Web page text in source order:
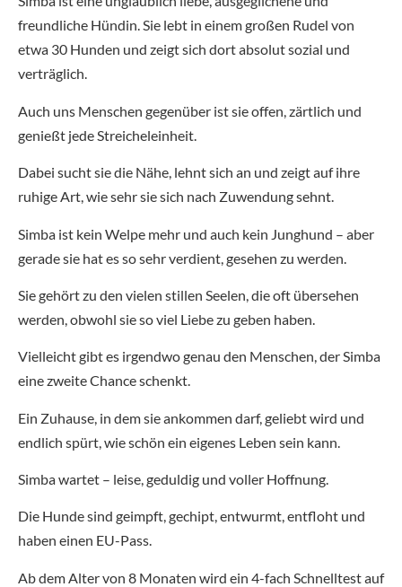
freundliche Hündin. Sie lebt in einem großen Rudel von
etwa 30 Hunden und zeigt sich dort absolut sozial und
verträglich.
Auch uns Menschen gegenüber ist sie offen, zärtlich und
genießt jede Streicheleinheit.
Dabei sucht sie die Nähe, lehnt sich an und zeigt auf ihre
ruhige Art, wie sehr sie sich nach Zuwendung sehnt.
Simba ist kein Welpe mehr und auch kein Junghund – aber
gerade sie hat es so sehr verdient, gesehen zu werden.
Sie gehört zu den vielen stillen Seelen, die oft übersehen
werden, obwohl sie so viel Liebe zu geben haben.
Vielleicht gibt es irgendwo genau den Menschen, der Simba
eine zweite Chance schenkt.
Ein Zuhause, in dem sie ankommen darf, geliebt wird und
endlich spürt, wie schön ein eigenes Leben sein kann.
Simba wartet – leise, geduldig und voller Hoffnung.
Die Hunde sind geimpft, gechipt, entwurmt, entfloht und
haben einen EU-Pass.
Ab dem Alter von 8 Monaten wird ein 4-fach Schnelltest auf